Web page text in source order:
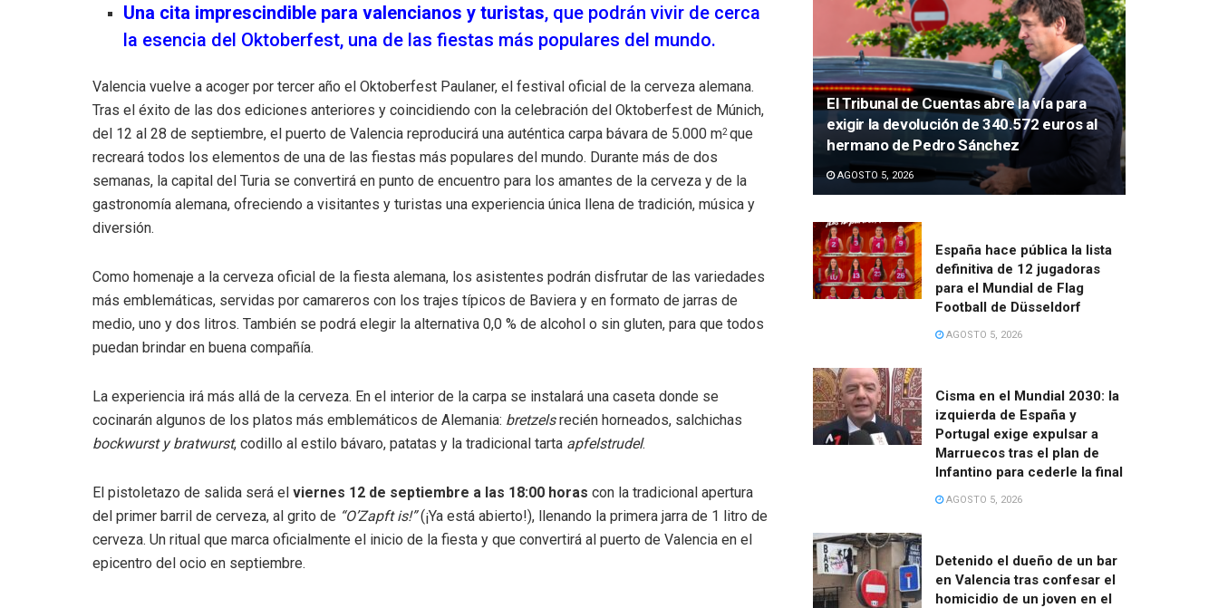
Una cita imprescindible para valencianos y turistas, que podrán vivir de cerca
la esencia del Oktoberfest, una de las fiestas más populares del mundo.
Valencia vuelve a acoger por tercer año el Oktoberfest Paulaner, el festival oficial de la cerveza alemana.
Tras el éxito de las dos ediciones anteriores y coincidiendo con la celebración del Oktoberfest de Múnich,
del 12 al 28 de septiembre, el puerto de Valencia reproducirá una auténtica carpa bávara de 5.000 m2 que
recreará todos los elementos de una de las fiestas más populares del mundo. Durante más de dos
semanas, la capital del Turia se convertirá en punto de encuentro para los amantes de la cerveza y de la
gastronomía alemana, ofreciendo a visitantes y turistas una experiencia única llena de tradición, música y
diversión.
Como homenaje a la cerveza oficial de la fiesta alemana, los asistentes podrán disfrutar de las variedades
más emblemáticas, servidas por camareros con los trajes típicos de Baviera y en formato de jarras de
medio, uno y dos litros. También se podrá elegir la alternativa 0,0 % de alcohol o sin gluten, para que todos
puedan brindar en buena compañía.
La experiencia irá más allá de la cerveza. En el interior de la carpa se instalará una caseta donde se
cocinarán algunos de los platos más emblemáticos de Alemania: bretzelsrecién horneados, salchichas
bockwurst y bratwurst, codillo al estilo bávaro, patatas y la tradicional tarta apfelstrudel.
El pistoletazo de salida será el viernes 12 de septiembre a las 18:00 horas con la tradicional apertura
del primer barril de cerveza, al grito de “O’Zapftis!”(¡Ya está abierto!), llenando la primera jarra de 1 litro de
cerveza. Un ritual que marca oficialmente el inicio de la fiesta y que convertirá al puerto de Valencia en el
epicentro del ocio en septiembre.
El Tribunal de Cuentas abre la vía para
exigir la devolución de 340.572 euros al
hermano de Pedro Sánchez
AGOSTO 5, 2026
España hace pública la lista
definitiva de 12 jugadoras
para el Mundial de Flag
Football de Düsseldorf
AGOSTO 5, 2026
Cisma en el Mundial 2030: la
izquierda de España y
Portugal exige expulsar a
Marruecos tras el plan de
Infantino para cederle la final
AGOSTO 5, 2026
Detenido el dueño de un bar
en Valencia tras confesar el
homicidio de un joven en el